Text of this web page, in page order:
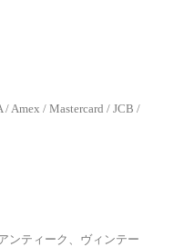
Amex / Mastercard / JCB /
ンティーク、ヴィンテー